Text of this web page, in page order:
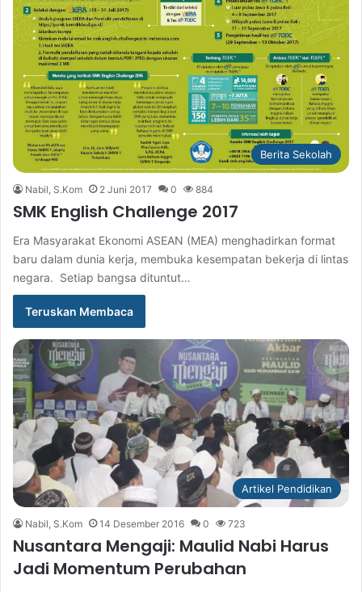
Berita Sekolah
Nabil, S.Kom 2 Juni 2017 0 884
SMK English Challenge 2017
Era Masyarakat Ekonomi ASEAN (MEA) menghadirkan format
baru dalam dunia kerja, membuka kesempatan bekerja di lintas
negara. Setiap bangsa dituntut…
Teruskan Membaca
Artikel Pendidikan
Nabil, S.Kom 14 Desember 2016 0 723
Nusantara Mengaji: Maulid Nabi Harus
Jadi Momentum Perubahan